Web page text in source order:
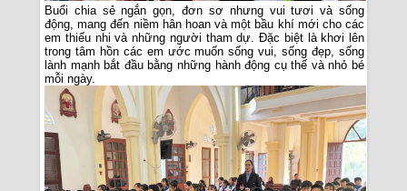
Buổi chia sẻ ngắn gọn, đơn sơ nhưng vui tươi và sống
động, mang đến niềm hân hoan và một bầu khí mới cho các
em thiếu nhi và những người tham dự. Đặc biệt là khơi lên
trong tâm hồn các em ước muốn sống vui, sống đẹp, sống
lành mạnh bắt đầu bằng những hành động cụ thế và nhỏ bé
mỗi ngày.